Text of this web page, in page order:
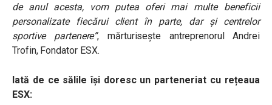
de anul acesta, vom putea oferi mai multe beneficii
personalizate fiecărui client în parte, dar și centrelor
sportive partenere”, mărturisește antreprenorul Andrei
Trofin, Fondator ESX.
Iată de ce sălile își doresc un parteneriat cu rețeaua
ESX: